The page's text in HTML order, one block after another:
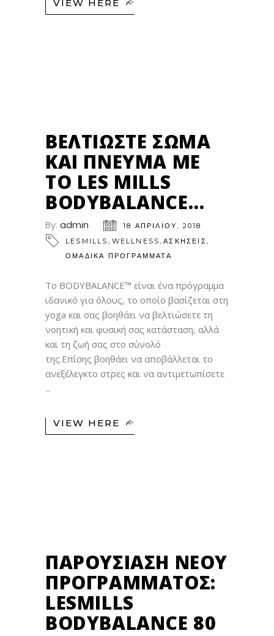
VIEW HERE
ΒΕΛΤΙΏΣΤΕ ΣΏΜΑ
ΚΑΙ ΠΝΕΎΜΑ ΜΕ
ΤΟ LES MILLS
BODYBALANCE…
By: admin
18 ΑΠΡΙΛΊΟΥ, 2018
LESMILLS , WELLNESS,ΑΣΚΗΣΕΙΣ,
ΟΜΑΔΙΚΑ ΠΡΟΓΡΑΜΜΑΤΑ
Το BODYBALANCE™ είναι ένα πρόγραμμα
ιδανικό για όλους, το οποίο βασίζεται στη
yoga και σας βοηθάει να βελτιώσετε τη
νοητική και φυσική σας κατάσταση, αλλά
και τη ζωή σας στο σύνολό
της.Επίσης βοηθάει να αποβάλλεται το
ανεξέλεγκτο στρες και να αντιμετωπίσετε
VIEW HERE
ΠΑΡΟΥΣΊΑΣΗ ΝΈΟΥ
ΠΡΟΓΡΆΜΜΑΤΟΣ:
LESMILLS
BODYBALANCE 80